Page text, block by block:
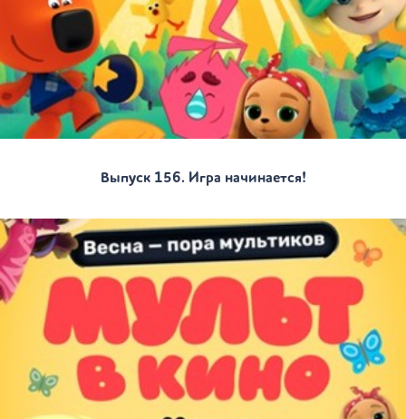
Выпуск 156. Игра начинается!